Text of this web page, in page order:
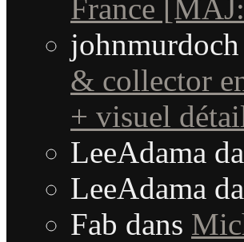
France
johnmurdoch
& collector
+ visuel
LeeAdama
LeeAdama
Fab dans